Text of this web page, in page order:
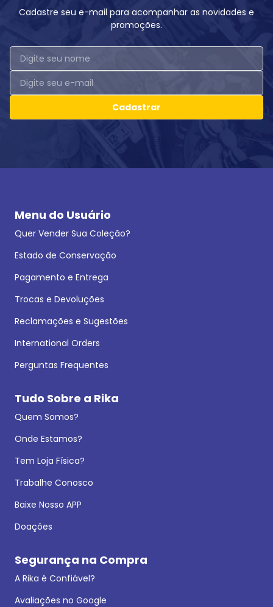
Cadastre seu e-mail para acompanhar as novidades e
promoções.
Cadastrar
Menu do Usuário
Quer Vender Sua Coleção?
Estado de Conservação
Pagamento e Entrega
Trocas e Devoluções
Reclamações e Sugestões
International Orders
Perguntas Frequentes
Tudo Sobre a Rika
Quem Somos?
Onde Estamos?
Tem Loja Física?
Trabalhe Conosco
Baixe Nosso APP
Doações
Segurança na Compra
A Rika é Confiável?
Avaliações no Google